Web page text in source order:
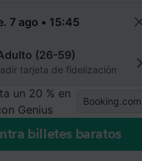
(26-59)
tarjeta de fidelización
un 20 % en
Genius
Booking.com
billetes baratos